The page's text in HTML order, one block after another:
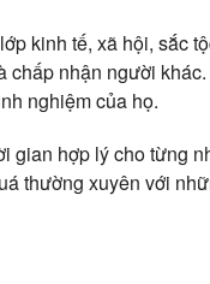
kinh tế, xã hội, sắc
chấp nhận người
nghiệm của họ.
gian hợp lý cho từng
thường xuyên với